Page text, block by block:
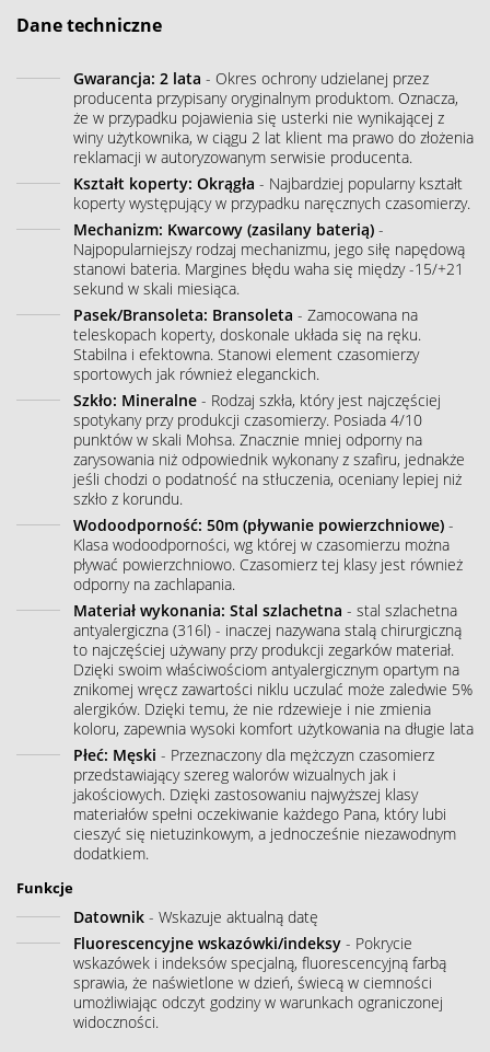
Dane techniczne
Gwarancja: 2 lata - Okres ochrony udzielanej przez
producenta przypisany oryginalnym produktom. Oznacza,
że w przypadku pojawienia się usterki nie wynikającej z
winy użytkownika, w ciągu 2 lat klient ma prawo do złożenia
reklamacji w autoryzowanym serwisie producenta.
Kształt koperty: Okrągła - Najbardziej popularny kształt
koperty występujący w przypadku naręcznych czasomierzy.
Mechanizm: Kwarcowy (zasilany baterią) -
Najpopularniejszy rodzaj mechanizmu, jego siłę napędową
stanowi bateria. Margines błędu waha się między -15/+21
sekund w skali miesiąca.
Pasek/Bransoleta: Bransoleta - Zamocowana na
teleskopach koperty, doskonale układa się na ręku.
Stabilna i efektowna. Stanowi element czasomierzy
sportowych jak również eleganckich.
Szkło: Mineralne - Rodzaj szkła, który jest najczęściej
spotykany przy produkcji czasomierzy. Posiada 4/10
punktów w skali Mohsa. Znacznie mniej odporny na
zarysowania niż odpowiednik wykonany z szafiru, jednakże
jeśli chodzi o podatność na stłuczenia, oceniany lepiej niż
szkło z korundu.
Wodoodporność: 50m (pływanie powierzchniowe) -
Klasa wodoodporności, wg której w czasomierzu można
pływać powierzchniowo. Czasomierz tej klasy jest również
odporny na zachlapania.
Materiał wykonania: Stal szlachetna - stal szlachetna
antyalergiczna (316l) - inaczej nazywana stalą chirurgiczną
to najczęściej używany przy produkcji zegarków materiał.
Dzięki swoim właściwościom antyalergicznym opartym na
znikomej wręcz zawartości niklu uczulać może zaledwie 5%
alergików. Dzięki temu, że nie rdzewieje i nie zmienia
koloru, zapewnia wysoki komfort użytkowania na długie lata
Płeć: Męski - Przeznaczony dla mężczyzn czasomierz
przedstawiający szereg walorów wizualnych jak i
jakościowych. Dzięki zastosowaniu najwyższej klasy
materiałów spełni oczekiwanie każdego Pana, który lubi
cieszyć się nietuzinkowym, a jednocześnie niezawodnym
dodatkiem.
Funkcje
Datownik - Wskazuje aktualną datę
Fluorescencyjne wskazówki/indeksy - Pokrycie
wskazówek i indeksów specjalną, fluorescencyjną farbą
sprawia, że naświetlone w dzień, świecą w ciemności
umożliwiając odczyt godziny w warunkach ograniczonej
widoczności.